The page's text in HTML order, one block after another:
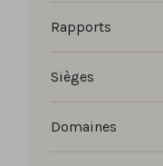
Rapports
Sièges
Domaines